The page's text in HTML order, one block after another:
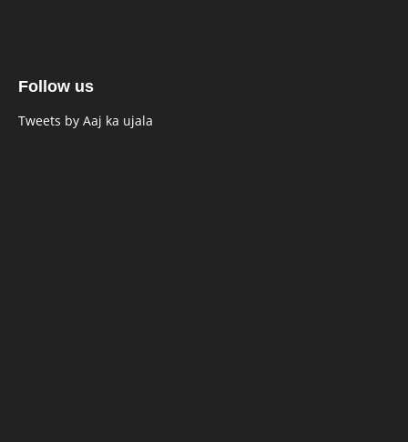
Follow us
Tweets by Aaj ka ujala